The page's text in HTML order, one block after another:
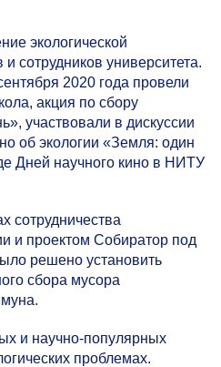
экологической
и сотрудников университета.
2020 года провели
акция по сбору
участвовали в дискуссии
об экологии «Земля: один
Дней научного кино в НИТУ
сотрудничества
и проектом Собиратор под
решено установить
сбора мусора
и научно-популярных
проблемах.